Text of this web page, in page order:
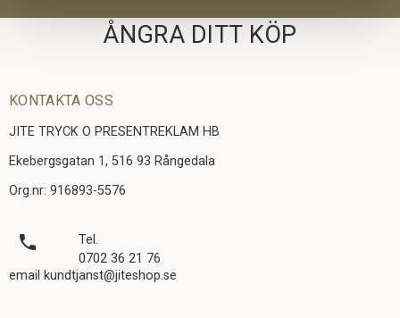
ÅNGRA DITT KÖP
KONTAKTA OSS
JITE TRYCK O PRESENTREKLAM HB
Ekebergsgatan 1, 516 93 Rångedala
Org.nr: 916893-5576
local_phone
Tel.
0702 36 21 76
email kundtjanst@jiteshop.se